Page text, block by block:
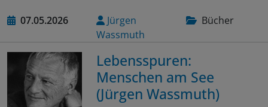
07.05.2026
Jürgen
Wassmuth
Bücher
Lebensspuren:
Menschen am See
(Jürgen Wassmuth)